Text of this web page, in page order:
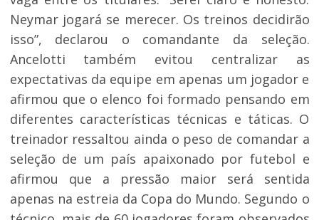
Neymar jogará se merecer. Os treinos decidirão
isso”, declarou o comandante da seleção.
Ancelotti também evitou centralizar as
expectativas da equipe em apenas um jogador e
afirmou que o elenco foi formado pensando em
diferentes características técnicas e táticas. O
treinador ressaltou ainda o peso de comandar a
seleção de um país apaixonado por futebol e
afirmou que a pressão maior será sentida
apenas na estreia da Copa do Mundo. Segundo o